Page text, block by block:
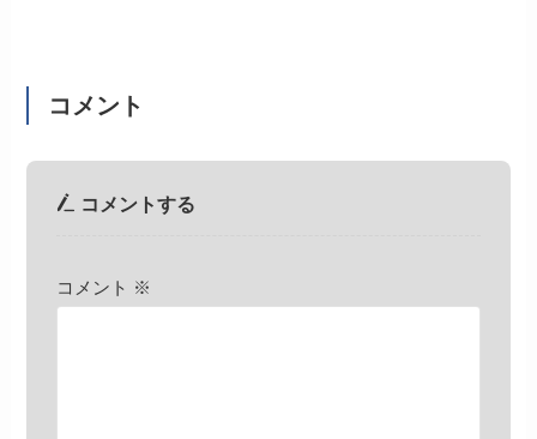
コメント
コメントする
コメント ※